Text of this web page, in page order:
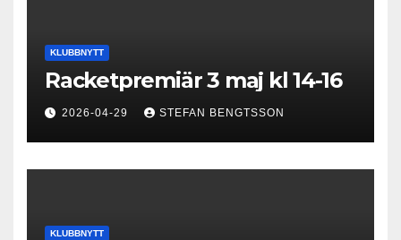
KLUBBNYTT
Racketpremiär 3 maj kl 14-16
2026-04-29 STEFAN BENGTSSON
KLUBBNYTT